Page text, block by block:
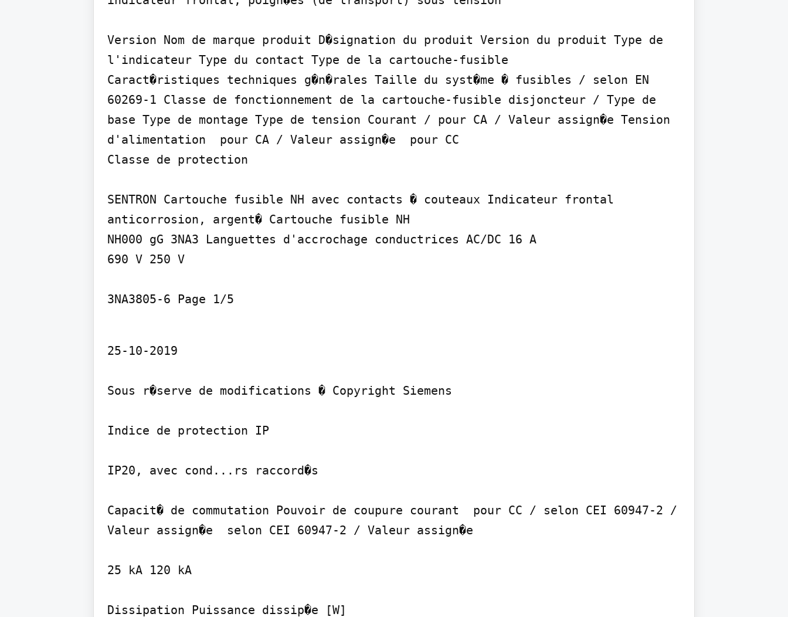
Version Nom de marque produit D�signation du produit Version du produit Type de
l'indicateur Type du contact Type de la cartouche-fusible
Caract�ristiques techniques g�n�rales Taille du syst�me � fusibles / selon EN
60269-1 Classe de fonctionnement de la cartouche-fusible disjoncteur / Type de
base Type de montage Type de tension Courant / pour CA / Valeur assign�e Tension
d'alimentation  pour CA / Valeur assign�e  pour CC
Classe de protection
SENTRON Cartouche fusible NH avec contacts � couteaux Indicateur frontal
anticorrosion, argent� Cartouche fusible NH
NH000 gG 3NA3 Languettes d'accrochage conductrices AC/DC 16 A
690 V 250 V
3NA3805-6 Page 1/5
25-10-2019
Sous r�serve de modifications � Copyright Siemens
Indice de protection IP
IP20, avec cond...rs raccord�s
Capacit� de commutation Pouvoir de coupure courant  pour CC / selon CEI 60947-2 /
Valeur assign�e  selon CEI 60947-2 / Valeur assign�e
25 kA 120 kA
Dissipation Puissance dissip�e [W]